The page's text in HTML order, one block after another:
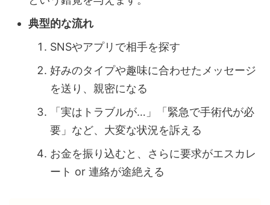
典型的な流れ
SNSやアプリで相手を探す
好みのタイプや趣味に合わせたメッセージ
を送り、親密になる
「実はトラブルが…」「緊急で手術代が必
要」など、大変な状況を訴える
お金を振り込むと、さらに要求がエスカレ
ート or 連絡が途絶える